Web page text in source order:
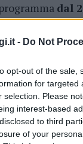
- Do Not
opt-out of the sale,
for targeted
selection. Please
interest-based
to third
of your
dal
anno, le
di
Tutto
alla
il